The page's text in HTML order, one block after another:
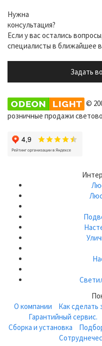
Нужна
консультация?
Если у вас остались
специалисты в ближайшее
Задать
©
розничные продажи
О компании
Как сделать
Гарантийный сервис.
Сборка и установка